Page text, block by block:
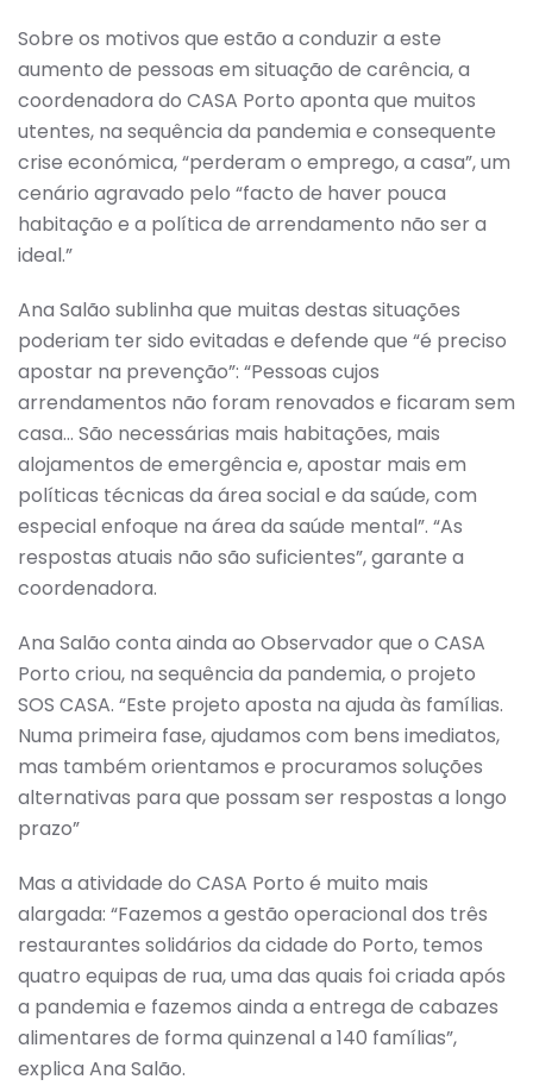
Sobre os motivos que estão a conduzir a este
aumento de pessoas em situação de carência, a
coordenadora do CASA Porto aponta que muitos
utentes, na sequência da pandemia e consequente
crise económica, “perderam o emprego, a casa”, um
cenário agravado pelo “facto de haver pouca
habitação e a política de arrendamento não ser a
ideal.”
Ana Salão sublinha que muitas destas situações
poderiam ter sido evitadas e defende que “é preciso
apostar na prevenção”: “Pessoas cujos
arrendamentos não foram renovados e ficaram sem
casa… São necessárias mais habitações, mais
alojamentos de emergência e, apostar mais em
políticas técnicas da área social e da saúde, com
especial enfoque na área da saúde mental”. “As
respostas atuais não são suficientes”, garante a
coordenadora.
Ana Salão conta ainda ao Observador que o CASA
Porto criou, na sequência da pandemia, o projeto
SOS CASA. “Este projeto aposta na ajuda às famílias.
Numa primeira fase, ajudamos com bens imediatos,
mas também orientamos e procuramos soluções
alternativas para que possam ser respostas a longo
prazo”
Mas a atividade do CASA Porto é muito mais
alargada: “Fazemos a gestão operacional dos três
restaurantes solidários da cidade do Porto, temos
quatro equipas de rua, uma das quais foi criada após
a pandemia e fazemos ainda a entrega de cabazes
alimentares de forma quinzenal a 140 famílias”,
explica Ana Salão.